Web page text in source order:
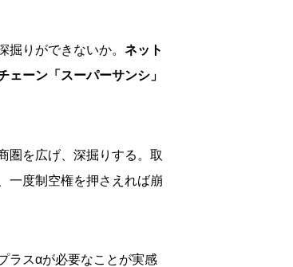
掘りができないか。 ネット
ーン「スーパーサンシ」
圏を広げ、深掘りする。取
一度制空権を押さえれば崩
ラスαが必要なことが実感